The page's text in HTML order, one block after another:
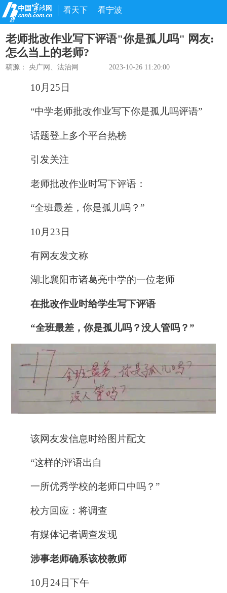
看天下 看宁波
老师批改作业写下评语"你是孤儿吗" 网友:
怎么当上的老师?
稿源：央广网、法治网 2023-10-26 11:20:00
10月25日
“中学老师批改作业写下你是孤儿吗评语”
话题登上多个平台热榜
引发关注
老师批改作业时写下评语：
“全班最差，你是孤儿吗？”
10月23日
有网友发文称
湖北襄阳市诸葛亮中学的一位老师
在批改作业时给学生写下评语
“全班最差，你是孤儿吗？没人管吗？”
该网友发信息时给图片配文
“这样的评语出自
一所优秀学校的老师口中吗？”
校方回应：将调查
有媒体记者调查发现
涉事老师确系该校教师
10月24日下午